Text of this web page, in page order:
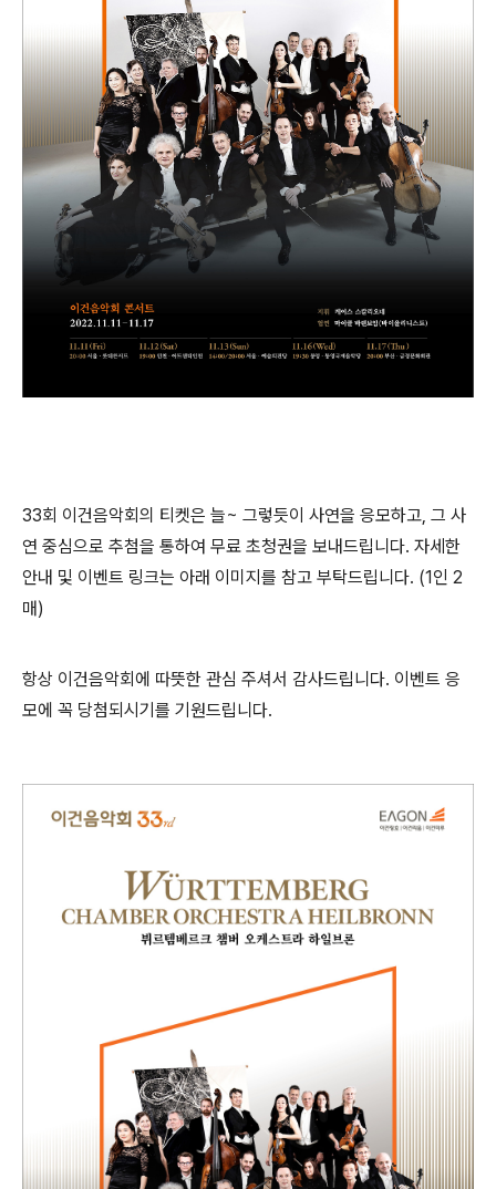
33회 이건음악회의 티켓은 늘~ 그렇듯이 사연을 응모하고, 그 사
연 중심으로 추첨을 통하여 무료 초청권을 보내드립니다. 자세한
안내 및 이벤트 링크는 아래 이미지를 참고 부탁드립니다. (1인 2
매)
항상 이건음악회에 따뜻한 관심 주셔서 감사드립니다. 이벤트 응
모에 꼭 당첨되시기를 기원드립니다.